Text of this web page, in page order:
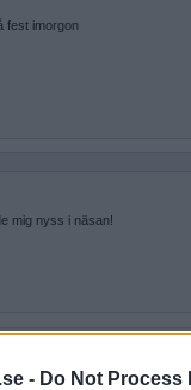
- Do Not Process
fest imorgon
mig nyss i näsan!